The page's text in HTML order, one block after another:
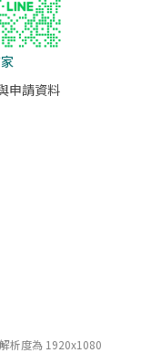
申請資料
析度為 1920x1080